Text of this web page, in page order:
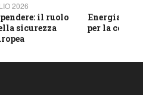
2026
il ruolo
sicurezza
Energia e
per la